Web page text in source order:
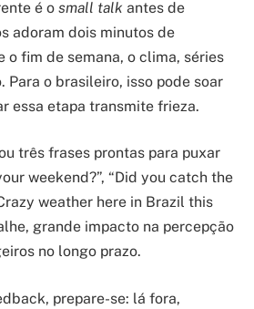
é o small talk antes de
adoram dois minutos de
o fim de semana, o clima, séries
Para o brasileiro, isso pode soar
essa etapa transmite frieza.
três frases prontas para puxar
weekend?”, “Did you catch the
weather here in Brazil this
grande impacto na percepção
no longo prazo.
prepare-se: lá fora,